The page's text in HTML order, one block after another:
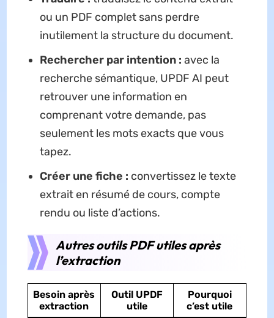
ou un PDF complet sans perdre
inutilement la structure du document.
Rechercher par intention : avec la
recherche sémantique, UPDF AI peut
retrouver une information en
comprenant votre demande, pas
seulement les mots exacts que vous
tapez.
Créer une fiche : convertissez le texte
extrait en résumé de cours, compte
rendu ou liste d’actions.
Autres outils PDF utiles après
l’extraction
Besoin après
extraction
Outil UPDF
utile
Pourquoi
c’est utile